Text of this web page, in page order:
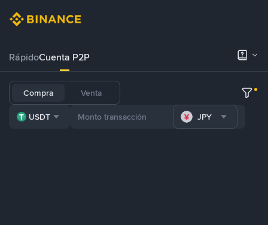
RápidoCuenta P2P
Compra Venta
USDT JPY